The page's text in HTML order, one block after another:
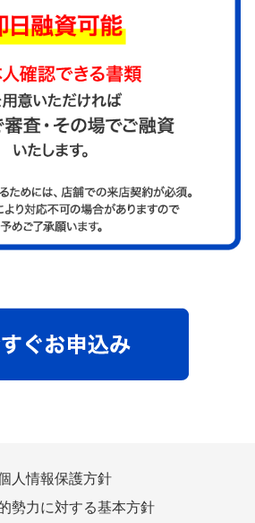
人情報保護方針
勢力に対する基本方針